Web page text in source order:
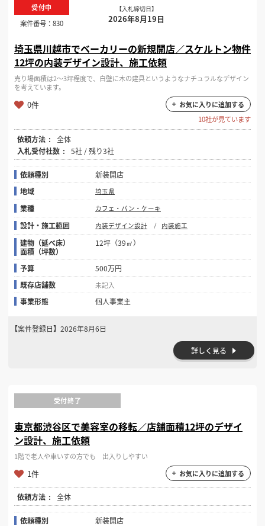
受付中
案件番号：830
【入札締切日】
2026年8月19日
埼玉県川越市でベーカリーの新規開店／スケルトン物件
12坪の内装デザイン設計、施工依頼
売り場面積は2〜3坪程度で、白壁に木の建具というようなナチュラルなデザイン
を考えています。
0件
お気に入りに追加する
10社が見ています
依頼方法
全体
入札受付社数
5社 / 残り3社
依頼種別
新装開店
地域
埼玉県
業種 カフェ・パン・ケーキ
設計・施工範囲 内装デザイン設計 内装施工
建物（延べ床）
面積（坪数）
12坪（39㎡）
予算
500万円
既存店舗数
未記入
事業形態 個人事業主
【案件登録日】 2026年8月6日
詳しく見る
受付終了
東京都渋谷区で美容室の移転／店舗面積12坪のデザイ
ン設計、施工依頼
1階で老人や車いすの方でも 出入りしやすい
1件 お気に入りに追加する
依頼方法 全体
依頼種別
新装開店